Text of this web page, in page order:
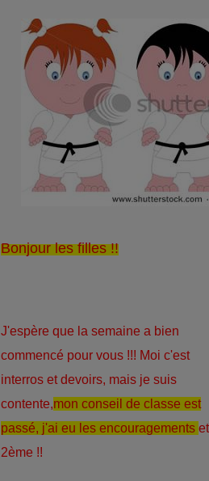
Bonjour les filles !!
J'espère que la semaine a bien
commencé pour vous !!! Moi c'est
interros et devoirs, mais je suis
contente,mon conseil de classe est
passé, j'ai eu les encouragements et
2ème !!